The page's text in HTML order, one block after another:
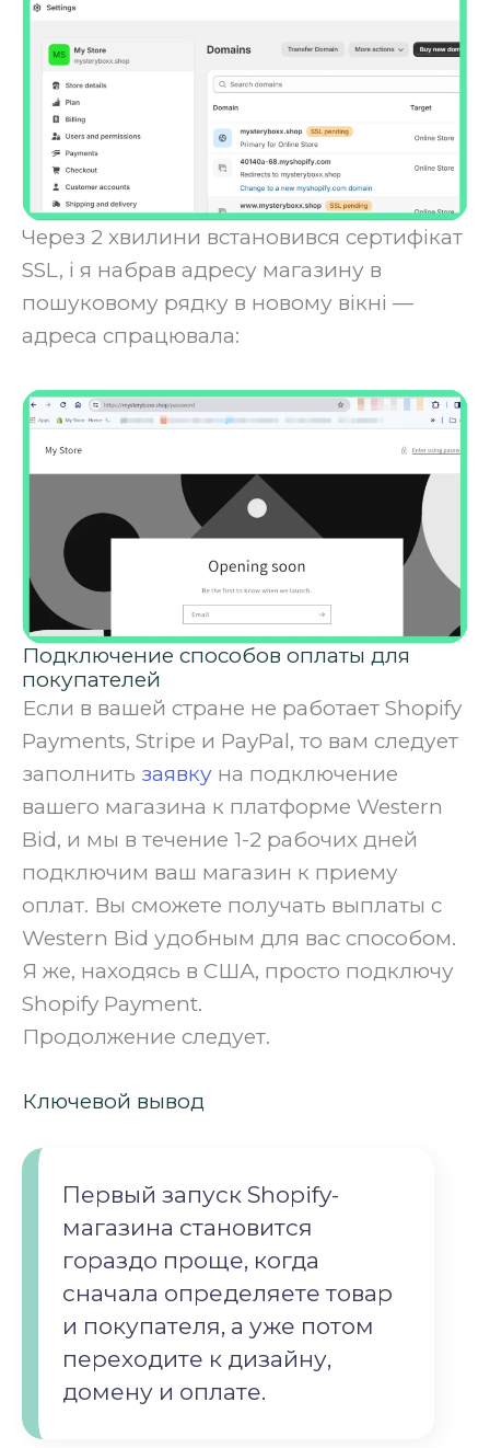
Через 2 хвилини встановився сертифікат
SSL, і я набрав адресу магазину в
пошуковому рядку в новому вікні —
адреса спрацювала:
Подключение способов оплаты для
покупателей
Если в вашей стране не работает Shopify
Payments, Stripe и PayPal, то вам следует
заполнить заявку на подключение
вашего магазина к платформе Western
Bid, и мы в течение 1-2 рабочих дней
подключим ваш магазин к приему
оплат. Вы сможете получать выплаты с
Western Bid удобным для вас способом.
‍Я же, находясь в США, просто подключу
Shopify Payment.
Продолжение следует.
Ключевой вывод
Первый запуск Shopify-
магазина становится
гораздо проще, когда
сначала определяете товар
и покупателя, а уже потом
переходите к дизайну,
домену и оплате.